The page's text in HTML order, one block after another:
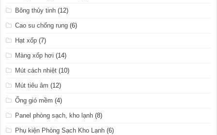
Bông thủy tinh (12)
Cao su chống rung (6)
Hạt xốp (7)
Màng xốp hơi (14)
Mút cách nhiệt (10)
Mút tiêu âm (12)
Ống gió mềm (4)
Panel phòng sạch, kho lạnh (8)
Phụ kiện Phòng Sạch Kho Lạnh (6)